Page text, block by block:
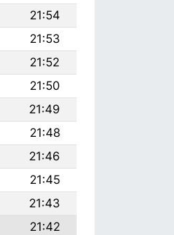
21:54
21:53
21:52
21:50
21:49
21:48
21:46
21:45
21:43
21:42